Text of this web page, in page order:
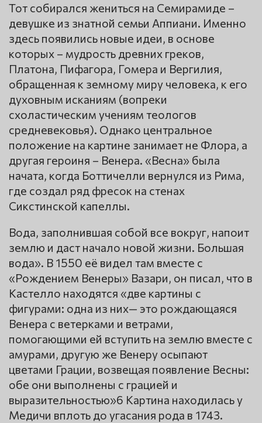
Тот собирался жениться на Семирамиде –
девушке из знатной семьи Аппиани. Именно
здесь появились новые идеи, в основе
которых – мудрость древних греков,
Платона, Пифагора, Гомера и Вергилия,
обращенная к земному миру человека, к его
духовным исканиям (вопреки
схоластическим учениям теологов
средневековья). Однако центральное
положение на картине занимает не Флора, а
другая героиня – Венера. «Весна» была
начата, когда Боттичелли вернулся из Рима,
где создал ряд фресок на стенах
Сикстинской капеллы.
Вода, заполнившая собой все вокруг, напоит
землю и даст начало новой жизни. Большая
вода». В 1550 её видел там вместе с
«Рождением Венеры» Вазари, он писал, что в
Кастелло находятся «две картины с
фигурами: одна из них— это рождающаяся
Венера с ветерками и ветрами,
помогающими ей вступить на землю вместе с
амурами, другую же Венеру осыпают
цветами Грации, возвещая появление Весны:
обе они выполнены с грацией и
выразительностью»6 Картина находилась у
Медичи вплоть до угасания рода в 1743.